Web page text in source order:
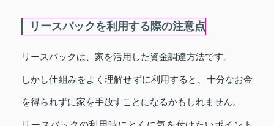
リースバックを利用する際の注意点
リースバックは、家を活用した資金調達方法です。
しかし仕組みをよく理解せずに利用すると、十分なお金
を得られずに家を手放すことになるかもしれません。